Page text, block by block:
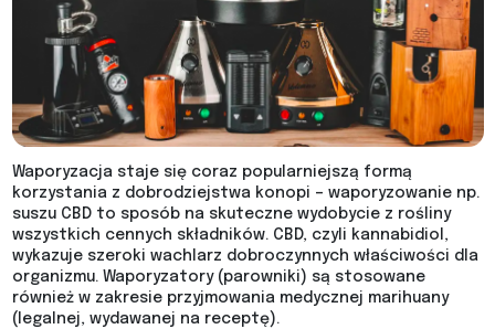
Waporyzacja staje się coraz popularniejszą formą
korzystania z dobrodziejstwa konopi – waporyzowanie np.
suszu CBD to sposób na skuteczne wydobycie z rośliny
wszystkich cennych składników. CBD, czyli kannabidiol,
wykazuje szeroki wachlarz dobroczynnych właściwości dla
organizmu. Waporyzatory (parowniki) są stosowane
również w zakresie przyjmowania medycznej marihuany
(legalnej, wydawanej na receptę).